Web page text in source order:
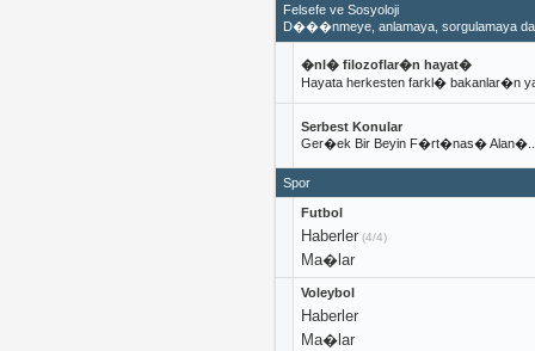
Felsefe ve Sosyoloji
D���nmeye, anlamaya, sorgulamaya
�nl� filozoflar�n hayat�
Hayata herkesten farkl�
Serbest Konular
Ger�ek Bir Beyin F�rt�nas�
Spor
Futbol
Haberler(4/4)
Ma�lar
Voleybol
Haberler
Ma�lar